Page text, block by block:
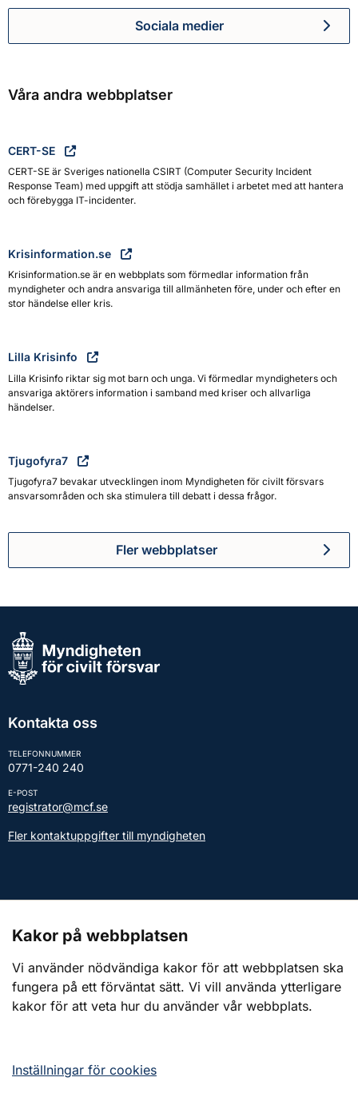
Myndigheten för civilt
Sociala medier
Våra andra webbplatser
CERT-SE
CERT-SE är Sveriges nationella CSIRT (Computer Security Incident
Response Team) med uppgift att stödja samhället i arbetet med att hantera
och förebygga IT-incidenter.
Krisinformation.se
Krisinformation.se är en webbplats som förmedlar information från
myndigheter och andra ansvariga till allmänheten före, under och efter en
stor händelse eller kris.
Lilla Krisinfo
Lilla Krisinfo riktar sig mot barn och unga. Vi förmedlar myndigheters och
ansvariga aktörers information i samband med kriser och allvarliga
händelser.
Tjugofyra7
Tjugofyra7 bevakar utvecklingen inom Myndigheten för civilt försvars
ansvarsområden och ska stimulera till debatt i dessa frågor.
Fler webbplatser
Kontakta oss
TELEFONNUMMER
0771-240 240
E-POST
registrator@mcf.se
Fler kontaktuppgifter till myndigheten
Webbplatsen
Om webbplatsen
Kakor på webbplatsen
Vi använder nödvändiga kakor för att webbplatsen ska
fungera på ett förväntat sätt. Vi vill använda ytterligare
kakor för att veta hur du använder vår webbplats.
Inställningar för cookies